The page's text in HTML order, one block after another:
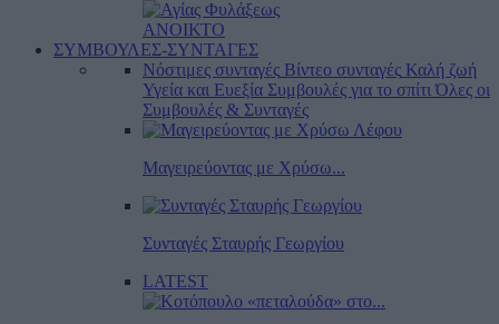
ΑΝΟΙΚΤΟ
ΣΥΜΒΟΥΛΕΣ-ΣΥΝΤΑΓΕΣ
Νόστιμες συνταγές Βίντεο συνταγές Καλή ζωή
Υγεία και Ευεξία Συμβουλές για το σπίτι Όλες οι
Συμβουλές & Συνταγές
Μαγειρεύοντας με Χρύσω...
Συνταγές Σταυρής Γεωργίου
LATEST